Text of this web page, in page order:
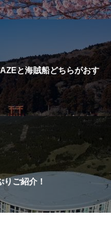
と海賊船どちらがおす
りご紹介！